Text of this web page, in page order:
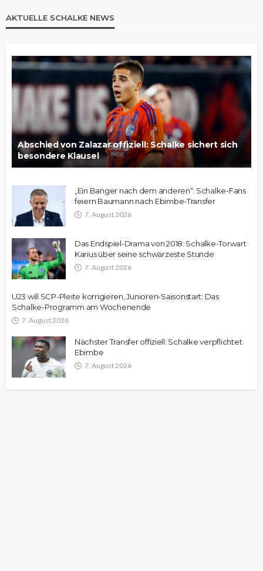
AKTUELLE SCHALKE NEWS
Abschied von Zalazar offiziell: Schalke sichert sich
besondere Klausel
„Ein Banger nach dem anderen“: Schalke-Fans
feiern Baumann nach Ebimbe-Transfer
7. August 2026
Das Endspiel-Drama von 2018: Schalke-Torwart
Karius über seine schwärzeste Stunde
7. August 2026
U23 will SCP-Pleite korrigieren, Junioren-Saisonstart: Das
Schalke-Programm am Wochenende
7. August 2026
Nächster Transfer offiziell: Schalke verpflichtet
Ebimbe
7. August 2026